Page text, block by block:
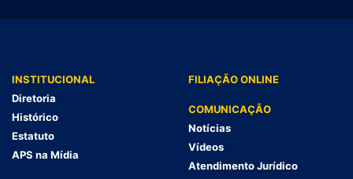
INSTITUCIONAL
Diretoria
Histórico
Estatuto
APS na Mídia
FILIAÇÃO ONLINE
COMUNICAÇÃO
Notícias
Vídeos
Atendimento Jurídico